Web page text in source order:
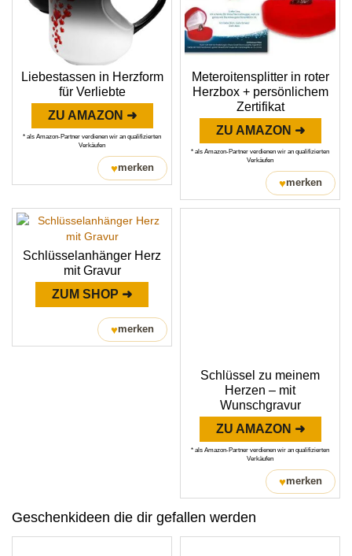
Liebestassen in Herzform
für Verliebte
ZU AMAZON ➜
* als Amazon-Partner verdienen wir an qualifizierten
Verkäufen
♥merken
Meteroitensplitter in roter
Herzbox + persönlichem
Zertifikat
ZU AMAZON ➜
* als Amazon-Partner verdienen wir an qualifizierten
Verkäufen
♥merken
Schlüsselanhänger Herz
mit Gravur
ZUM SHOP ➜
♥merken
Schlüssel zu meinem
Herzen – mit
Wunschgravur
ZU AMAZON ➜
* als Amazon-Partner verdienen wir an qualifizierten
Verkäufen
♥merken
Geschenkideen die dir gefallen werden